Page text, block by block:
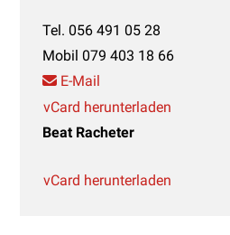
Tel. 056 491 05 28
Mobil 079 403 18 66
E-Mail
vCard herunterladen
Beat Racheter
vCard herunterladen